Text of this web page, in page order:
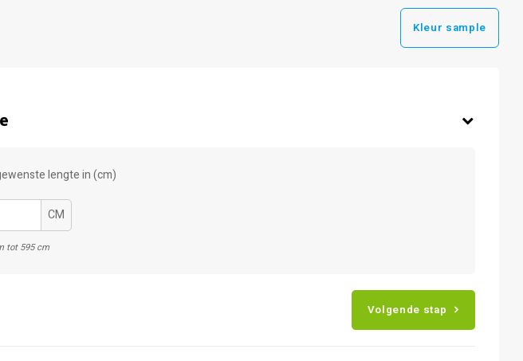
Kleur sample
lengte in (cm)
CM
tot 595 cm
Volgende stap